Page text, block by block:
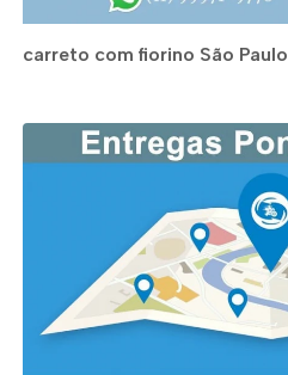
carreto com fiorino São Paulo